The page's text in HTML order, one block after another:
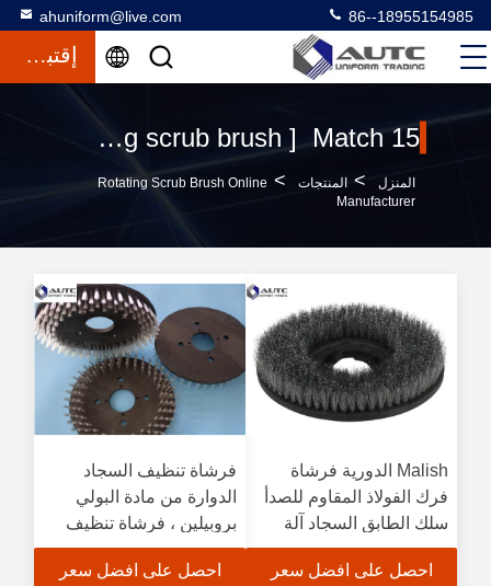
ahuniform@live.com 86--18955154985
إقتباس
Keywords [ rotating scrub brush ] Match 15 المنتجات
المنزل > المنتجات >
Rotating Scrub Brush Online
Manufacturer
Malish الدورية فرشاة
فرك الفولاذ المقاوم للصدأ
سلك الطابق السجاد آلة
الغسيل مجفف
احصل على افضل سعر
فرشاة تنظيف السجاد
الدوارة من مادة البولي
بروبيلين ، فرشاة تنظيف
السجاد بالشامبو ، كربيد
السيليكون حول تلميع
احصل على افضل سعر